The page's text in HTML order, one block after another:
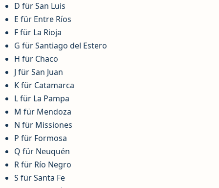
D für San Luis
E für Entre Ríos
F für La Rioja
G für Santiago del Estero
H für Chaco
J für San Juan
K für Catamarca
L für La Pampa
M für Mendoza
N für Missiones
P für Formosa
Q für Neuquén
R für Río Negro
S für Santa Fe